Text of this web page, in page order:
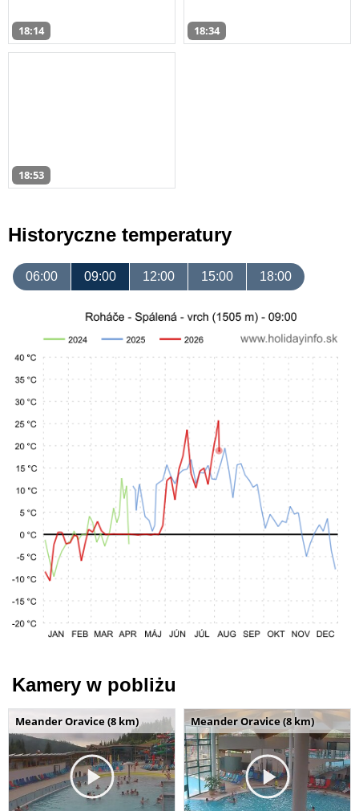
18:14 18:34
18:53
Historyczne temperatury
06:00 09:00 12:00 15:00 18:00
Kamery w pobliżu
Meander Oravice (8 km) Meander Oravice (8 km)